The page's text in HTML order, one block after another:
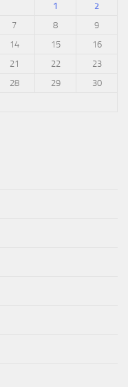
1
2
7 8
9
14 15
16
21 22
23
28 29
30